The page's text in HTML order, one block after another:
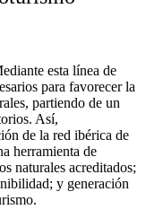
esta línea de
para favorecer la
partiendo de un
Así,
de la red ibérica de
herramienta de
naturales acreditados;
y generación